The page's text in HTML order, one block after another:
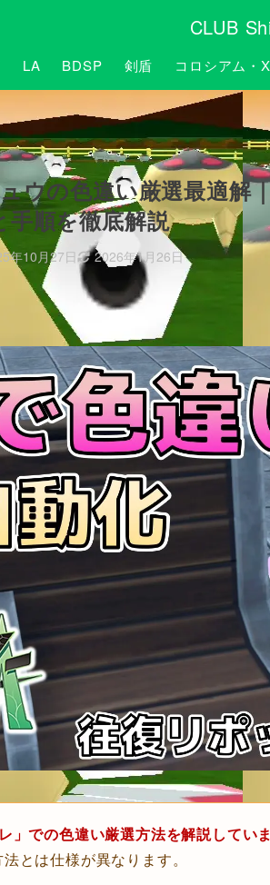
CLUB
LA BDSP 剣盾 コロシアム・
ウの色違い厳選最適解
手順を徹底解説
年10月27日 2026年1月26日
」での色違い厳選方法を解説していま
とは仕様が異なります。